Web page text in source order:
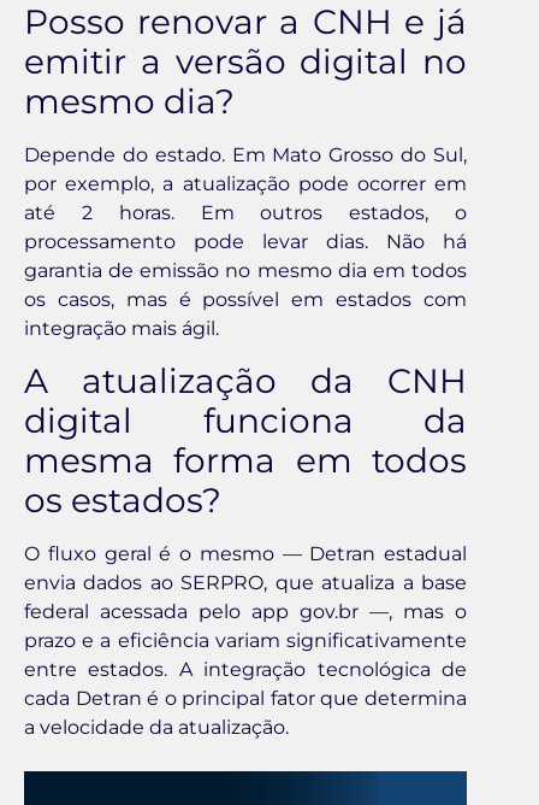
Posso renovar a CNH e já
emitir a versão digital no
mesmo dia?
Depende do estado. Em Mato Grosso do Sul,
por exemplo, a atualização pode ocorrer em
até 2 horas. Em outros estados, o
processamento pode levar dias. Não há
garantia de emissão no mesmo dia em todos
os casos, mas é possível em estados com
integração mais ágil.
A atualização da CNH
digital funciona da
mesma forma em todos
os estados?
O fluxo geral é o mesmo — Detran estadual
envia dados ao SERPRO, que atualiza a base
federal acessada pelo app gov.br —, mas o
prazo e a eficiência variam significativamente
entre estados. A integração tecnológica de
cada Detran é o principal fator que determina
a velocidade da atualização.